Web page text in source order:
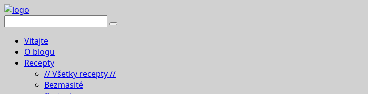
Vitajte
O blogu
Recepty
// Všetky recepty //
Bezmäsité